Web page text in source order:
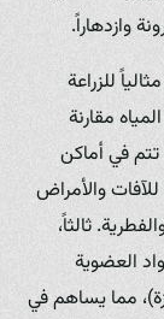
وازدهاراً.
للزراعة
مقارنة
تتم في أماكن
والأمراض
ثالثاً،
العضوية
مما يساهم في